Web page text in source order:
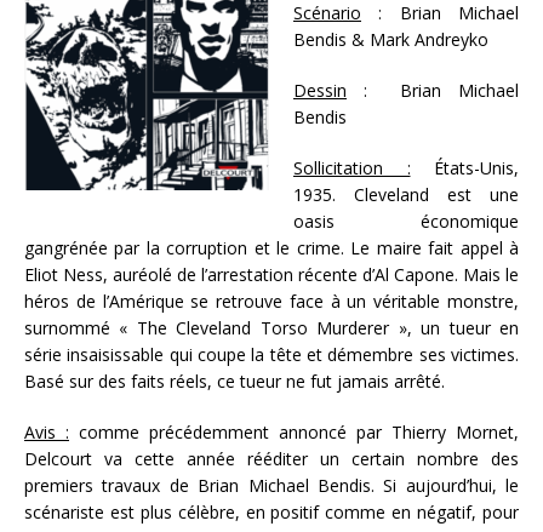
Scénario : Brian Michael
Bendis & Mark Andreyko
Dessin : Brian Michael
Bendis
Sollicitation : États-Unis,
1935. Cleveland est une
oasis économique
gangrénée par la corruption et le crime. Le maire fait appel à
Eliot Ness, auréolé de l’arrestation récente d’Al Capone. Mais le
héros de l’Amérique se retrouve face à un véritable monstre,
surnommé « The Cleveland Torso Murderer », un tueur en
série insaisissable qui coupe la tête et démembre ses victimes.
Basé sur des faits réels, ce tueur ne fut jamais arrêté.
Avis : comme précédemment annoncé par Thierry Mornet,
Delcourt va cette année rééditer un certain nombre des
premiers travaux de Brian Michael Bendis. Si aujourd’hui, le
scénariste est plus célèbre, en positif comme en négatif, pour